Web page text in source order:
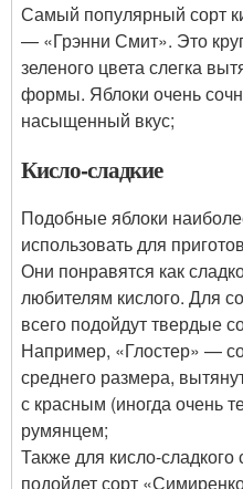
Самый популярный сорт
— «Грэнни Смит». Это
зеленого цвета слегка
формы. Яблоки очень
насыщенный вкус;
Кисло-сладкие
Подобные яблоки
использовать для
Они понравятся как
любителям кислого. Для
всего подойдут твердые
Например, «Глостер» —
среднего размера,
с красным (иногда очень
румянцем;
Также для кисло-
подойдет сорт